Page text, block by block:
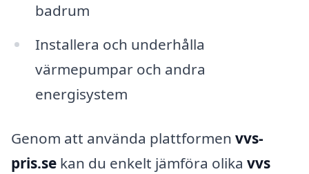
badrum
Installera och underhålla
värmepumpar och andra
energisystem
Genom att använda plattformen vvs-
pris.se kan du enkelt jämföra olika vvs